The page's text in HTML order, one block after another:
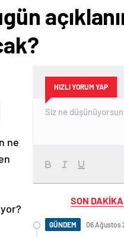
ne
HIZLI YORUM YAP
SON DAKİKA
GÜNDEM 06 Ağustos